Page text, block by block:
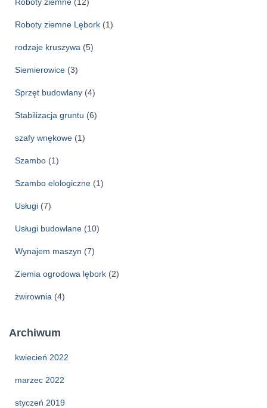
Roboty ziemne Lębork (1)
rodzaje kruszywa (5)
Siemierowice (3)
Sprzęt budowlany (4)
Stabilizacja gruntu (6)
szafy wnękowe (1)
Szambo (1)
Szambo elologiczne (1)
Usługi (7)
Usługi budowlane (10)
Wynajem maszyn (7)
Ziemia ogrodowa lębork (2)
żwirownia (4)
Archiwum
kwiecień 2022
marzec 2022
styczeń 2019